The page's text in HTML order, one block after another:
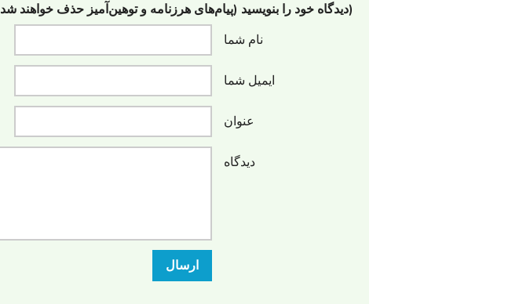
(دیدگاه خود را بنویسید (پیام‌های هرزنامه‌ و توهین‌آمیز حذف خواهند شد
نام شما
ایمیل شما
عنوان
دیدگاه
ارسال